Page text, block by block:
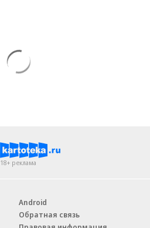
18+ реклама
Android
Обратная связь